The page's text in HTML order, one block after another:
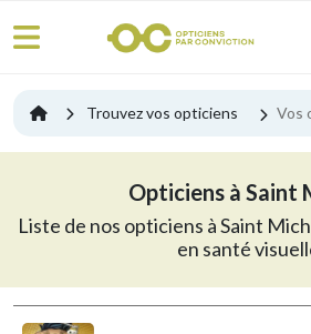
Trouvez vos opticiens Vos
Opticiens à Saint
Liste de nos opticiens à Saint
en santé